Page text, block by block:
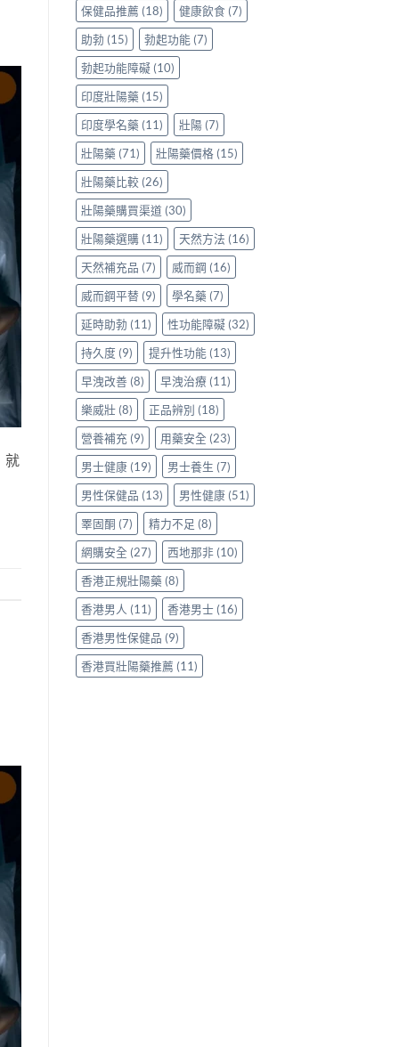
就
分
享
正
貨
渠
道
與
選
購
指
南〉
中
親
身
服
用
Levitra
的
真
實
分
享〉
中
保健品推薦 (18) 健康飲食 (7)
助勃 (15) 勃起功能 (7)
勃起功能障礙(10)
印度壯陽藥 (15)
印度學名藥 (11) 壯陽(7)
壯陽藥 (71) 壯陽藥價格(15)
壯陽藥比較 (26)
壯陽藥購買渠道 (30)
壯陽藥選購(11) 天然方法 (16)
天然補充品 (7) 威而鋼 (16)
威而鋼平替 (9) 學名藥 (7)
延時助勃 (11) 性功能障礙(32)
持久度 (9) 提升性功能 (13)
早洩改善 (8) 早洩治療(11)
樂威壯(8) 正品辨別 (18)
營養補充 (9) 用藥安全 (23)
男士健康(19) 男士養生 (7)
男性保健品 (13) 男性健康(51)
睪固酮 (7) 精力不足 (8)
網購安全 (27) 西地那非(10)
香港正規壯陽藥 (8)
香港男人 (11) 香港男士(16)
香港男性保健品 (9)
香港買壯陽藥推薦 (11)